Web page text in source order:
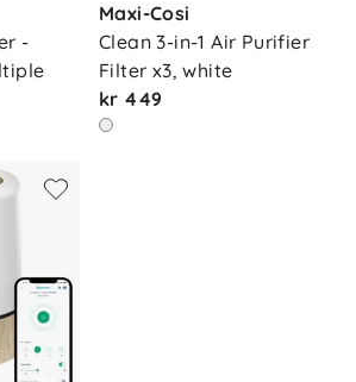
-
Maxi-Cosi
Clean 3-in-1 Air Purifier
Filter x3, white
kr 449